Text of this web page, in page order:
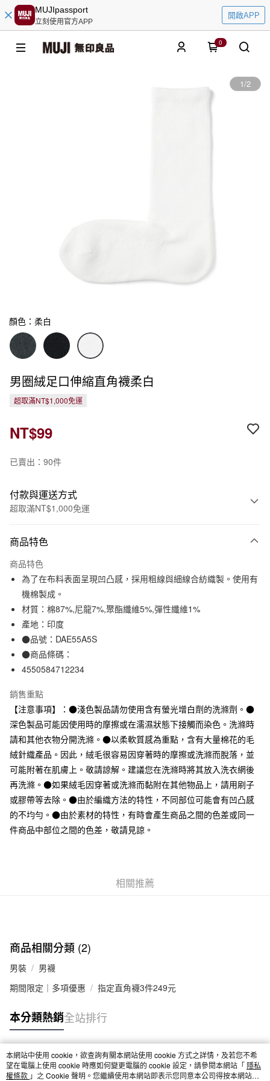
MUJIpassport
立刻使用官方APP
開啟APP
0
1/2
顏色：柔白
男圈絨足口伸縮直角襪柔白
超取滿NT$1,000免運
NT$99
已賣出：90件
付款與運送方式
超取滿NT$1,000免運
信用卡一次付款
信用卡分期付款
3 期 0 利率 每期
合作金庫商業銀行
第一商業銀行
華南商業銀行
上海商業儲蓄銀行
臺灣中小企業銀行
匯豐（台灣）商業銀行
元大商業銀行
玉山商業銀行
星展（台灣）商業銀行
台新國際商業銀行
中國信託商業銀行
台灣樂天信用卡公司
超商取貨付款
LINE Pay
Apple Pay
悠遊付
運送方式
全家取貨付款
每筆NT$65，滿NT$1,000(含以上)免運費
付款後全家取貨
每筆NT$65，滿NT$1,000(含以上)免運費
7-11取貨付款
每筆NT$65，滿NT$1,000(含以上)免運費
無印良品門市自取
免運費
商品特色
商品特色
為了在布料表面呈現凹凸感，採用粗線與細線合紡織製。使用有
機棉製成。
材質：棉87%,尼龍7%,聚酯纖維5%,彈性纖維1%
產地：印度
●品號：DAE55A5S
●商品條碼：
4550584712234
銷售重點
【注意事項】：●淺色製品請勿使用含有螢光增白劑的洗滌劑。●
深色製品可能因使用時的摩擦或在濡濕狀態下接觸而染色。洗滌時
請和其他衣物分開洗滌。●以柔軟質感為重點，含有大量棉花的毛
絨針織產品。因此，絨毛很容易因穿著時的摩擦或洗滌而脫落，並
可能附著在肌膚上。敬請諒解。建議您在洗滌時將其放入洗衣網後
再洗滌。●如果絨毛因穿著或洗滌而黏附在其他物品上，請用刷子
或膠帶等去除。●由於編織方法的特性，不同部位可能會有凹凸感
的不均勻。●由於素材的特性，有時會產生商品之間的色差或同一
件商品中部位之間的色差，敬請見諒。
相關推薦
商品相關分類 (2)
男裝
男襪
期間限定｜多項優惠
指定直角襪3件249元
本分類熱銷全站排行
熱門標籤
本網站中使用 cookie，欲查詢有關本網站使用 cookie 方式之詳情，及若您不希
望在電腦上使用 cookie 時應如何變更電腦的 cookie 設定，請參閱本網站「 隱私
權條款 」之 Cookie 聲明。您繼續使用本網站即表示您同意本公司得按本網站使